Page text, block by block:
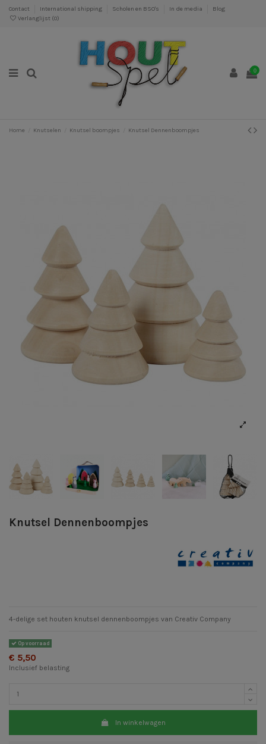
Contact International shipping Scholen en BSO's In de media
Blog
Verlanglijst (0)
0
Home Knutselen Knutsel boompjes Knutsel Dennenboompjes
Knutsel Dennenboompjes
4-delige set houten knutsel dennenboompjes van Creativ Company
Op voorraad
€ 5,50
Inclusief belasting
In winkelwagen